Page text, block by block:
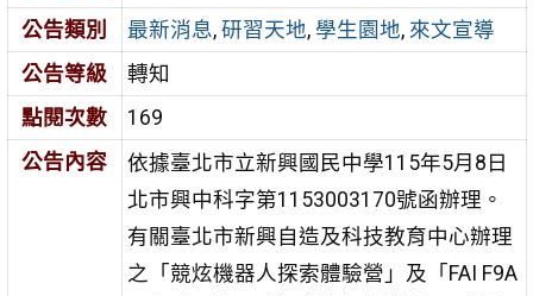
公告類別
最新消息, 研習天地, 學生園地, 來文宣導
公告等級
轉知
點閱次數
169
公告內容
依據臺北市立新興國民中學115年5月8日
北市興中科字第1153003170號函辦理。
有關臺北市新興自造及科技教育中心辦理
之「競炫機器人探索體驗營」及「FAI F9A